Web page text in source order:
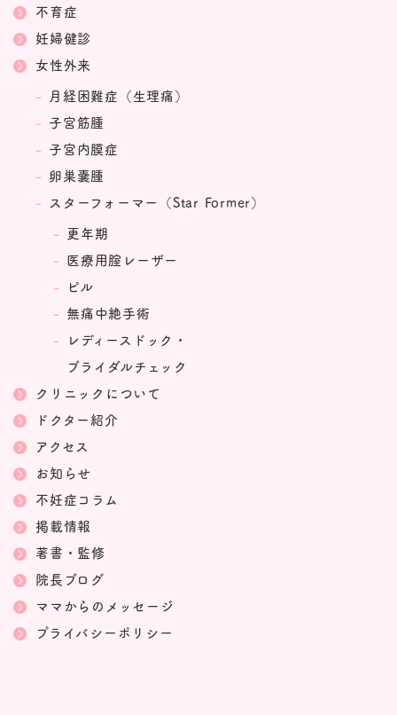
不育症
妊婦健診
女性外来
月経困難症（生理痛）
子宮筋腫
子宮内膜症
卵巣嚢腫
スターフォーマー（Star Former）
更年期
医療用腟レーザー
ピル
無痛中絶手術
レディースドック・
ブライダルチェック
クリニックについて
ドクター紹介
アクセス
お知らせ
不妊症コラム
掲載情報
著書・監修
院長ブログ
ママからのメッセージ
プライバシーポリシー